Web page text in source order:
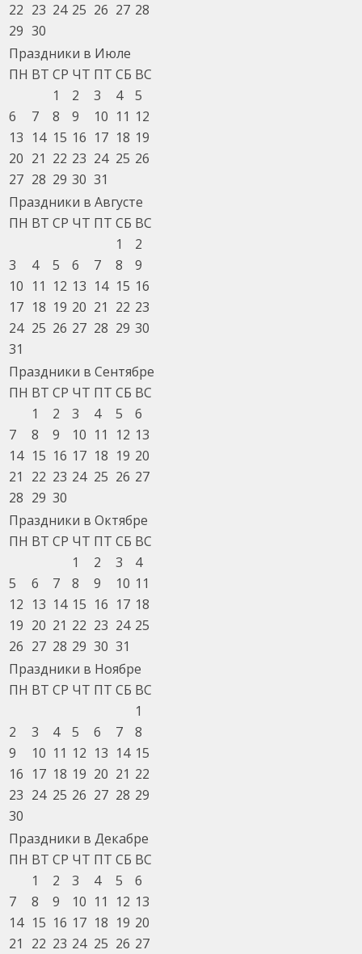
22 23 24 25 26 27 28
29 30
Праздники в Июле
ПН ВТ СР ЧТ ПТ СБ ВС
1
2 3 4
5
6
7 8 9 10 11 12
13 14 15 16 17 18 19
20 21 22 23 24 25 26
27 28 29 30 31
Праздники в Августе
ПН ВТ СР ЧТ ПТ СБ ВС
1
2
3
4 5 6 7 8
9
10 11 12 13 14 15 16
17 18 19 20 21 22 23
24 25 26 27 28 29 30
31
Праздники в Сентябре
ПН ВТ СР ЧТ ПТ СБ ВС
1
2 3 4 5
6
7
8 9 10 11 12 13
14 15 16 17 18 19 20
21
22 23 24 25 26 27
28 29 30
Праздники в Октябре
ПН ВТ СР ЧТ ПТ СБ ВС
1
2 3
4
5
6 7 8 9 10 11
12 13 14 15 16 17 18
19 20 21 22 23 24 25
26 27 28 29 30 31
Праздники в Ноябре
ПН ВТ СР ЧТ ПТ СБ ВС
1
2
3 4 5 6 7
8
9
10 11 12 13 14 15
16 17 18 19 20 21 22
23 24 25 26 27 28 29
30
Праздники в Декабре
ПН ВТ СР ЧТ ПТ СБ ВС
1
2 3 4 5
6
7
8 9 10 11 12 13
14 15 16 17 18 19 20
21
22 23 24 25 26 27